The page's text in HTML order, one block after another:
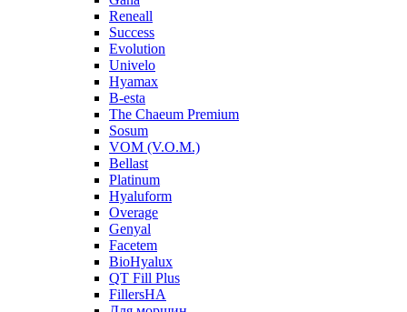
Reneall
Success
Evolution
Univelo
Hyamax
B-esta
The Chaeum Premium
Sosum
VOM (V.O.M.)
Bellast
Platinum
Hyaluform
Overage
Genyal
Facetem
BioHyalux
QT Fill Plus
FillersHA